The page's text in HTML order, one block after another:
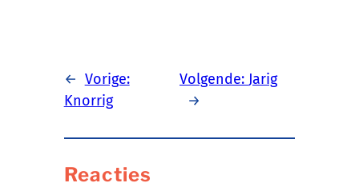
← Vorige:
Knorrig
Volgende: Jarig
→
Reacties